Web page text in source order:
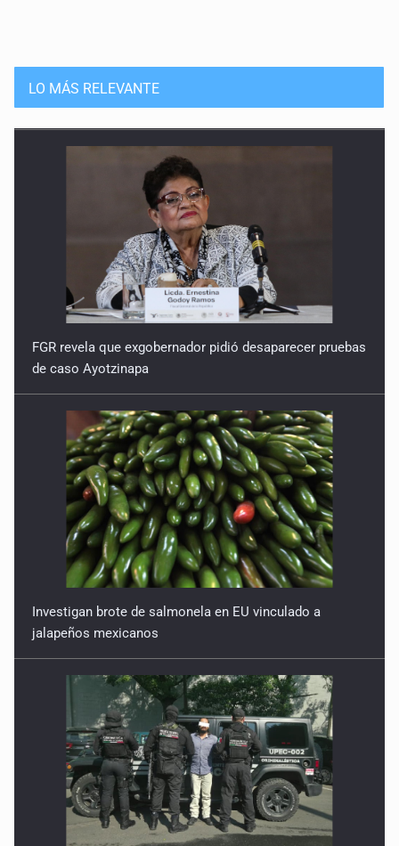
LO MÁS RELEVANTE
FGR revela que exgobernador pidió desaparecer pruebas
de caso Ayotzinapa
Investigan brote de salmonela en EU vinculado a
jalapeños mexicanos